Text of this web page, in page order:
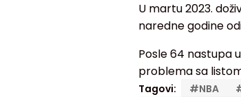
U martu 2023.
naredne godine
Posle 64 nastupa
problema sa
Tagovi: #NBA